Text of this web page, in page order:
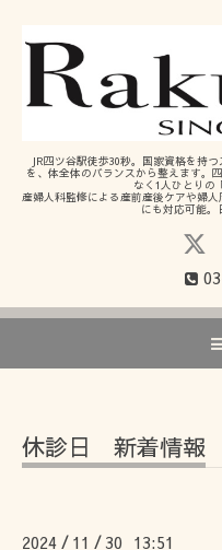
JR四ツ谷駅徒歩30秒。国家資格を持
を、体全体のバランスから整えます。
なく1人ひとりの
産婦人科監修による産前産後ケアや婦
にも対応可能。
休診日 新着情報
2024 / 11 /30 13:51